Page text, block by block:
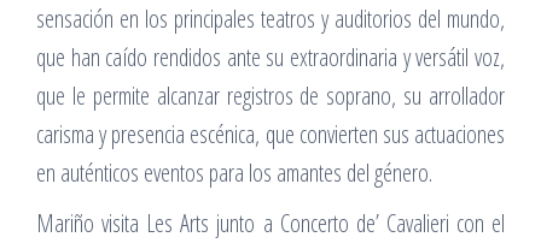
sensación en los principales teatros y auditorios del mundo,
que han caído rendidos ante su extraordinaria y versátil voz,
que le permite alcanzar registros de soprano, su arrollador
carisma y presencia escénica, que convierten sus actuaciones
en auténticos eventos para los amantes del género.
Mariño visita Les Arts junto a Concerto de’ Cavalieri con el